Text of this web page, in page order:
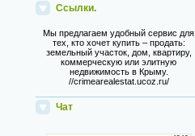
Ссылки.
Мы предлагаем удобный сервис для
тех, кто хочет купить – продать:
земельный участок, дом, квартиру,
коммерческую или элитную
недвижимость в Крыму.
//crimearealestat.ucoz.ru/
Чат